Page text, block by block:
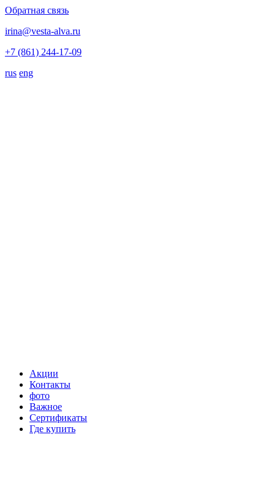
Обратная связь
irina@vesta-alva.ru
+7 (861) 244-17-09
rus eng
Акции
Контакты
фото
Важное
Сертификаты
Где купить